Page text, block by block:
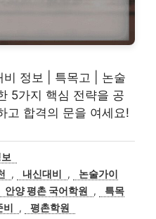
비 정보 | 특목고 | 논술
5가지 핵심 전략을 공
고 합격의 문을 여세요!
, 내신대비 ,
논술가이
안양 평촌 국어학원 ,
특목
, 평촌학원